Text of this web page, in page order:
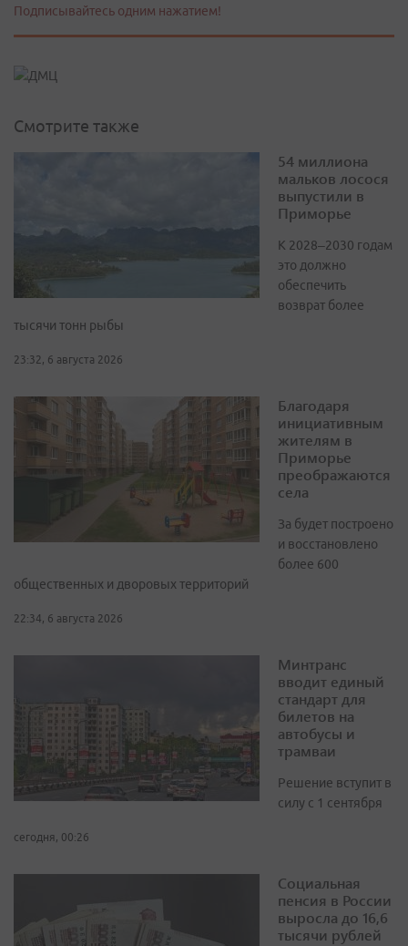
Подписывайтесь одним нажатием!
Смотрите также
54 миллиона
мальков лосося
выпустили в
Приморье
К 2028–2030 годам
это должно
обеспечить
возврат более
тысячи тонн рыбы
23:32, 6 августа 2026
Благодаря
инициативным
жителям в
Приморье
преображаются
села
За будет построено
и восстановлено
более 600
общественных и дворовых территорий
22:34, 6 августа 2026
Минтранс
вводит единый
стандарт для
билетов на
автобусы и
трамваи
Решение вступит в
силу с 1 сентября
сегодня, 00:26
Социальная
пенсия в России
выросла до 16,6
тысячи рублей